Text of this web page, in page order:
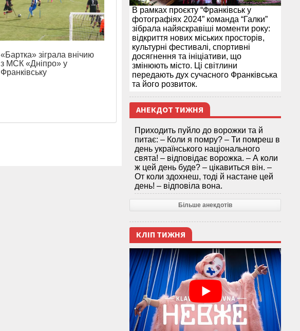
«Бартка» зіграла внічию
з МСК «Дніпро» у
Франківську
В рамках проєкту “Франківськ у
фотографіях 2024” команда “Галки”
зібрала найяскравіші моменти року:
відкриття нових міських просторів,
культурні фестивалі, спортивні
досягнення та ініціативи, що
змінюють місто. Ці світлини
передають дух сучасного Франківська
та його розвиток.
АНЕКДОТ ТИЖНЯ
Приходить пуйло до ворожки та й
питає: – Коли я помру? – Ти помреш в
день українського національного
свята! – відповідає ворожка. – А коли
ж цей день буде? – цікавиться він. –
От коли здохнеш, тоді й настане цей
день! – відповіла вона.
Більше анекдотів
КЛІП ТИЖНЯ